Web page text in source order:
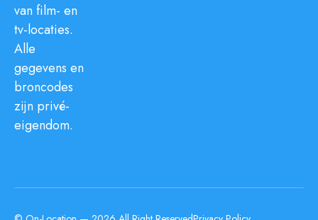
van film- en
tv-locaties.
Alle
gegevens en
broncodes
zijn privé-
eigendom.